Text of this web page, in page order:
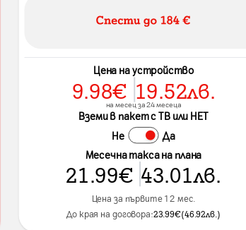
Цена на устройство
9.98€ 19.52лв.
на месец за 24 месеца
Вземи в пакет с ТВ или НЕТ
Не Да
Месечна такса на плана
21.99€ 43.01лв.
Цена за първите 12 мес.
До края на договора:23.99€(46.92лв.)